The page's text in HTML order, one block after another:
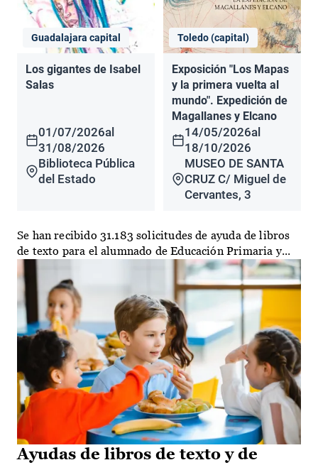
Guadalajara capital
Los gigantes de Isabel
Salas
01/07/2026al
31/08/2026
Biblioteca Pública
del Estado
Toledo (capital)
Exposición "Los Mapas
y la primera vuelta al
mundo". Expedición de
Magallanes y Elcano
14/05/2026al
18/10/2026
MUSEO DE SANTA
CRUZ C/ Miguel de
Cervantes, 3
Ayudas de libros de texto y de
Se han recibido 31.183 solicitudes de ayuda de libros
de texto para el alumnado de Educación Primaria y...